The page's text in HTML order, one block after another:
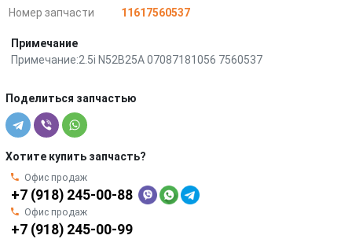
Номер запчасти
11617560537
Примечание
Примечание:2.5i N52B25A 07087181056 7560537
Поделиться запчастью
Хотите купить запчасть?
Офис продаж
+7 (918) 245-00-88
Офис продаж
+7 (918) 245-00-99